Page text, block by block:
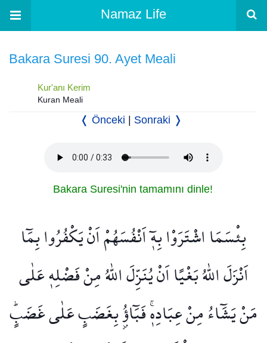
Namaz Life
Bakara Suresi 90. Ayet Meali
Kur'anı Kerim
Kuran Meali
❬ Önceki Sonraki ❭
Bakara Suresi'nin tamamını dinle!
بِئْسَمَا اشْتَرَوْا بِه۪ٓ اَنْفُسَهُمْ اَنْ يَكْفُرُوا بِمَٓا
اَنْزَلَ اللّٰهُ بَغْيًا اَنْ يُنَزِّلَ اللّٰهُ مِنْ فَضْلِه۪ عَلٰى
مَنْ يَشَٓاءُ مِنْ عِبَادِه۪ۚ فَبَٓاؤُ۫ بِغَضَبٍ عَلٰى غَضَبٍۜ